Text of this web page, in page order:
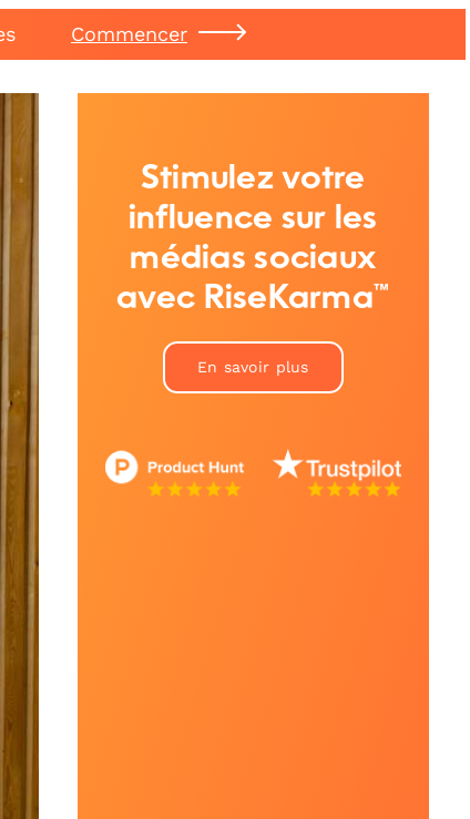
Commencer
Stimulez votre
influence sur les
médias sociaux
avec RiseKarma™
En savoir plus